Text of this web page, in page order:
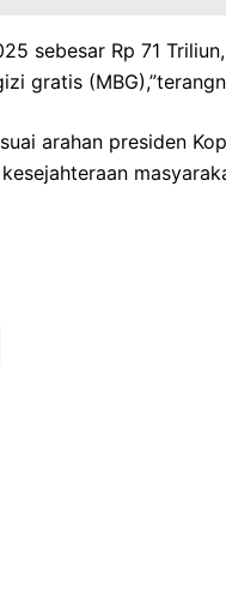
sebesar Rp 71
gratis
arahan presiden